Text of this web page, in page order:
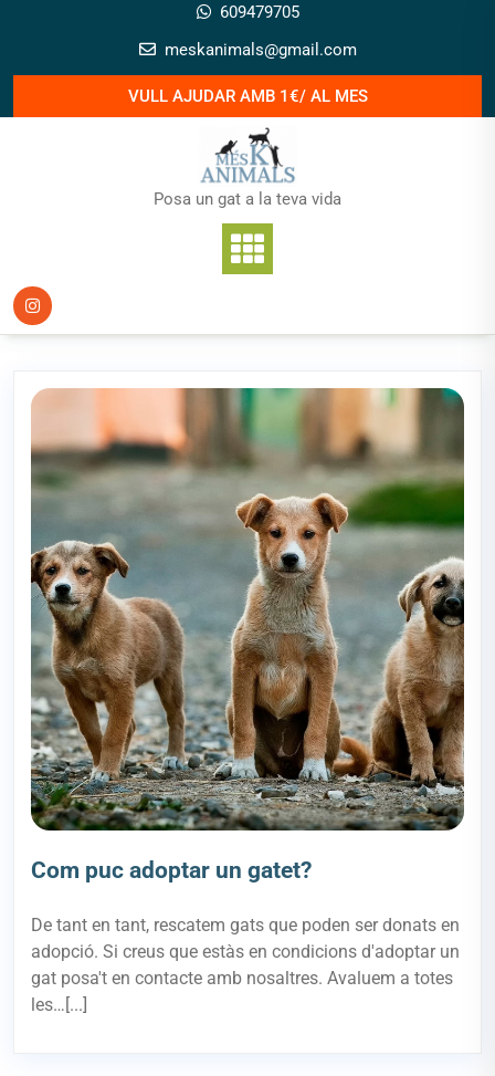
609479705
meskanimals@gmail.com
VULL AJUDAR AMB 1€/ AL MES
Posa un gat a la teva vida
Com puc adoptar un gatet?
De tant en tant, rescatem gats que poden ser donats en
adopció. Si creus que estàs en condicions d'adoptar un
gat posa't en contacte amb nosaltres. Avaluem a totes
les…[...]